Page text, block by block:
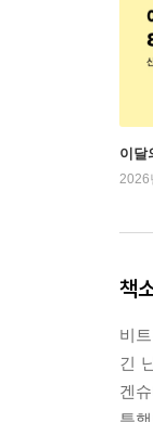
이달
2026
책
비
긴
겐